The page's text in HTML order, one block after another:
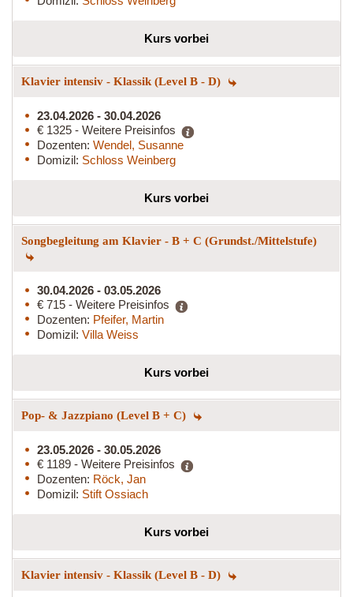
Kurs vorbei
Klavier intensiv - Klassik (Level B - D)
23.04.2026 - 30.04.2026
€ 1325 - Weitere Preisinfos
Dozenten: Wendel, Susanne
Domizil: Schloss Weinberg
Kurs vorbei
Songbegleitung am Klavier - B + C (Grundst./Mittelstufe)
30.04.2026 - 03.05.2026
€ 715 - Weitere Preisinfos
Dozenten: Pfeifer, Martin
Domizil: Villa Weiss
Kurs vorbei
Pop- & Jazzpiano (Level B + C)
23.05.2026 - 30.05.2026
€ 1189 - Weitere Preisinfos
Dozenten: Röck, Jan
Domizil: Stift Ossiach
Kurs vorbei
Klavier intensiv - Klassik (Level B - D)